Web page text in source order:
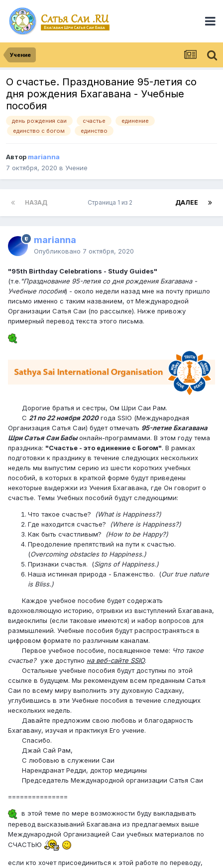
Учение
О счастье. Празднование 95-летия со
дня рождения Бхагавана - Учебные
пособия
день рождения саи счастье
единение
единство с богом
единство
Автор marianna
7 октября, 2020 в Учение
НАЗАД ДАЛЕЕ
Страница 1 из 2
marianna
Опубликовано 7 октября, 2020
"95th Birthday Celebrations - Study Guides"
(т.е. "Празднование 95-летия со дня рождения Бхагавана -
Учебные пособия) - около недели назад мне на почту пришло
письмо именно с таким названием, от Международной
Организации Сатья Саи (по рассылке). Ниже привожу
примерный перевод текста этого письма.
Дорогие братья и сестры, Ом Шри Саи Рам.
С 21 по 22 ноября 2020года SSIO (Международная
Организация Сатья Саи) будет отмечать 95-летие Бхагавана
Шри Сатья Саи Бабыонлайн-программами. В этом году тема
праздника: "Счастье - это единение с Богом". В рамках
подготовки к празднику в течение следующих нескольких
недель мы выпустим серию из шести коротких учебных
пособий, в которых в краткой форме будут приведены
некоторые выдержки из Учения Бхагавана, где Он говорит о
счастье. Темы Учебных пособий будут следующими:
Что такое счастье?
(What is Happiness?)
Где находится счастье?
(Where is Happiness?)
Как быть счастливым?
(How to be Happy?)
Преодоление препятствий на пути к счастью.
(Overcoming obstacles to Happiness.)
Признаки счастья. (Signs of Happiness.)
Наша истинная природа - Блаженство. (Our true nature
is Bliss.)
Каждое учебное пособие будет содержать
вдохновляющую историю, отрывки из выступлений Бхагавана,
видеоклипы (если таковые имеются) и набор вопросов для
размышлений. Учебные пособия будут распространяться в
цифровом формате по различным каналам.
Первое учебное пособие, посвященное теме: Что такое
счастье?уже доступно на веб-сайте SSIO.
Остальные учебные пособия будут доступны по этой
ссылке в будущем. Мы рекомендуем всем преданным Сатья
Саи по всему миру выполнить эту духовную Садхану,
углубившись в эти Учебные пособия в течение следующих
нескольких недель.
Давайте предложим свою любовь и благодарность
Бхагавану, изучая и практикуя Его учение.
Спасибо.
Джай Сай Рам,
С любовью в служении Саи
Нарендранат Редди, доктор медицины
Председатель Международной организации Сатья Саи
===============
в этой теме по мере возможности буду выкладывать
перевод высказываний Бхагавана из предлагаемых выше
Международной Организацией Саи учебных материалов по
СЧАСТЬЮ
если кто хочет присоединиться к этой работе по переводу,